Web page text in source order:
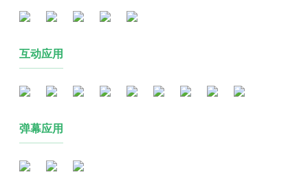
互动应用
弹幕应用